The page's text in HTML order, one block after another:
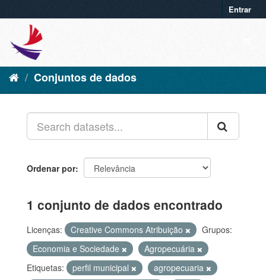
Entrar
Conjuntos de dados
Ordenar por
1 conjunto de dados encontrado
Licenças: Creative Commons Atribuição
Grupos:
Economia e Sociedade
Agropecuária
Etiquetas:
perfil municipal
agropecuaria